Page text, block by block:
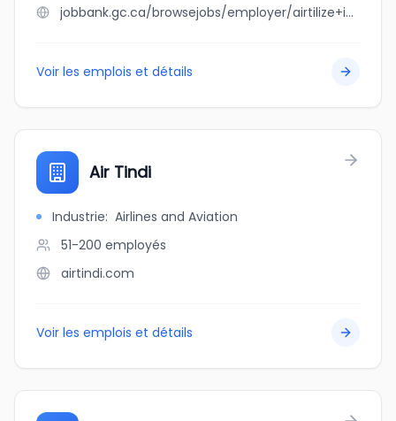
jobbank.gc.ca/browsejobs/employer/airtilize+inc./ca
Voir les emplois et détails
Air Tindi
Industrie: Airlines and Aviation
51-200 employés
airtindi.com
Voir les emplois et détails